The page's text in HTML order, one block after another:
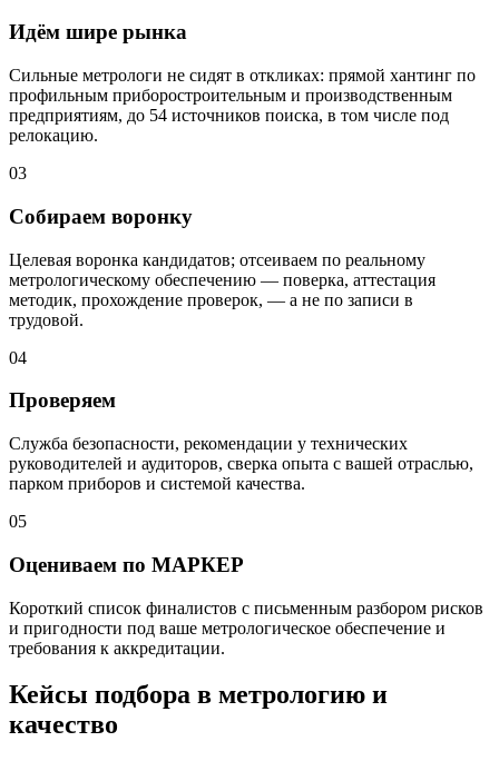
Идём шире рынка
Сильные метрологи не сидят в откликах: прямой хантинг по
профильным приборостроительным и производственным
предприятиям, до 54 источников поиска, в том числе под
релокацию.
03
Собираем воронку
Целевая воронка кандидатов; отсеиваем по реальному
метрологическому обеспечению — поверка, аттестация
методик, прохождение проверок, — а не по записи в
трудовой.
04
Проверяем
Служба безопасности, рекомендации у технических
руководителей и аудиторов, сверка опыта с вашей отраслью,
парком приборов и системой качества.
05
Оцениваем по МАРКЕР
Короткий список финалистов с письменным разбором рисков
и пригодности под ваше метрологическое обеспечение и
требования к аккредитации.
Кейсы подбора в метрологию и
качество